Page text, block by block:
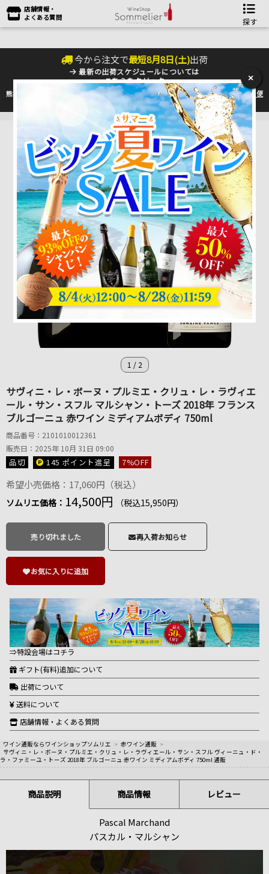
店舗情報・
よくある質問
探す
今から注文で最短8月8日(土)出荷
最新の出荷スケジュールについては
こちらをクリック
熊本地震の影響により九州への配送に遅れが生じております。最新情報は佐川急便
のHP
をご確認下さい。
1 / 2
サヴィニ・レ・ボーヌ・プルミエ・クリュ・レ・ラヴィエ
ール・サン・スフル マルシャン・トーズ 2018年 フランス
ブルゴーニュ 赤ワイン ミディアムボディ 750ml
商品番号：2101010012361
販売日：2025年 10月 31日 09:00
品切 145 ポイント進呈 7%OFF
希望小売価格：17,060円（税込）
ソムリエ価格： 14,500円 （税込15,950円）
売り切れました 再入荷お知らせ
お気に入りに追加
⇒特設会場はコチラ
ギフト(有料)追加について
出荷について
送料について
店舗情報・よくある質問
ワイン通販ならワインショップソムリエ > 赤ワイン通販 >
サヴィニ・レ・ボーヌ・プルミエ・クリュ・レ・ラヴィエール・サン・スフル ヴィーニュ・ド・
ラ・ファミーユ・トーズ 2018年 ブルゴーニュ 赤ワイン ミディアムボディ 750ml 通販
商品説明 商品情報 レビュー
Pascal Marchand
パスカル・マルシャン
×